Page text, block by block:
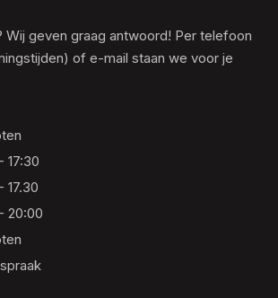
Wij geven graag antwoord! Per telefoon
of e-mail staan we voor je
17:30
17.30
20:00